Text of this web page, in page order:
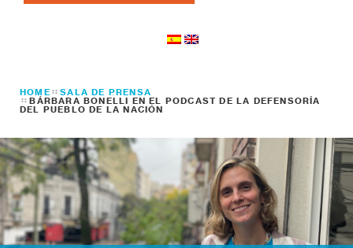
HOME SALA DE PRENSA
BÁRBARA BONELLI EN EL PODCAST DE LA DEFENSORÍA
DEL PUEBLO DE LA NACIÓN